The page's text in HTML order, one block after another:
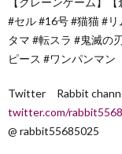
#セル #16号 #猫猫 #
タマ #転スラ #鬼滅の
ピース #ワンパンマン
Twitter Rabbit
twitter.com/
@ rabbit55685025